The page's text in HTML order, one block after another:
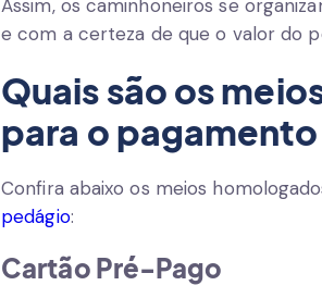
Assim, os caminhoneiros se
e com a certeza de que o valor do
Quais são os
para o
Confira abaixo os meios
pedágio:
Cartão Pré-Pago